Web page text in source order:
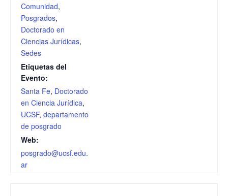
Comunidad,
Posgrados,
Doctorado en
Ciencias Jurídicas,
Sedes
Etiquetas del
Evento:
Santa Fe, Doctorado
en Ciencia Jurídica,
UCSF, departamento
de posgrado
Web:
posgrado@ucsf.edu.
ar